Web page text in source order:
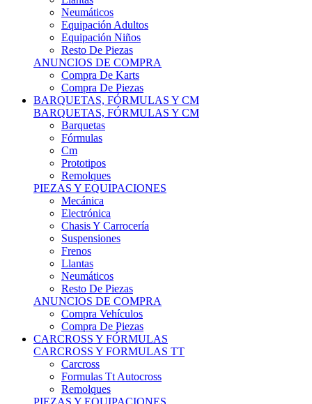
Equipación Adultos
Equipación Niños
Resto De Piezas
ANUNCIOS DE COMPRA
Compra De Karts
Compra De Piezas
BARQUETAS, FÓRMULAS Y CM
BARQUETAS, FÓRMULAS Y CM
Barquetas
Fórmulas
Cm
Prototipos
Remolques
PIEZAS Y EQUIPACIONES
Mecánica
Electrónica
Chasis Y Carrocería
Suspensiones
Frenos
Llantas
Neumáticos
Resto De Piezas
ANUNCIOS DE COMPRA
Compra Vehículos
Compra De Piezas
CARCROSS Y FÓRMULAS
CARCROSS Y FORMULAS TT
Carcross
Formulas Tt Autocross
Remolques
PIEZAS Y EQUIPACIONES
Mecanica